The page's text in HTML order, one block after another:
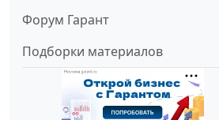
Форум Гарант
Подборки материалов